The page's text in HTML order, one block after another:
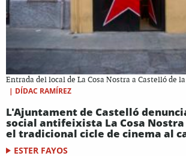
Entrada del local de La Cosa Nostra a Castelló de
| DÍDAC RAMÍREZ
L'Ajuntament de Castelló
social antifeixista La Cosa
el tradicional cicle de cinema al
ESTER FAYOS